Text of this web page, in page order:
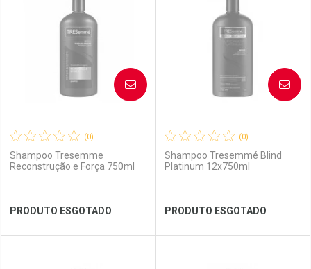
Laboratório
Ver Desconto Convênio
Por Menos Laboratório
Ver Desconto Convênio
Por Menos
(0)
Shampoo Tresemme
Reconstrução e Força 750ml
PRODUTO ESGOTADO
AVISE-ME
(0)
Shampoo Tresemmé Blind
Platinum 12x750ml
PRODUTO ESGOTADO
AVISE-ME